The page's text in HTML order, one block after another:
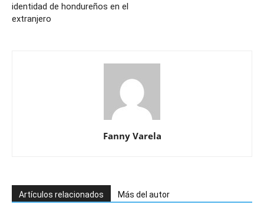
identidad de hondureños en el
extranjero
Fanny Varela
Artículos relacionados Más del autor